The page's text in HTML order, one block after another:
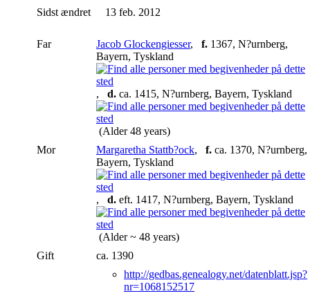
Sidst ændret
13 feb. 2012
Far Jacob Glockengiesser, f. 1367, N?urnberg,
Bayern, Tyskland
, d. ca. 1415, N?urnberg, Bayern, Tyskland
(Alder 48 years)
Mor
Margaretha Stattb?ock, f. ca. 1370, N?urnberg,
Bayern, Tyskland
, d. eft. 1417, N?urnberg, Bayern, Tyskland
(Alder ~ 48 years)
Gift
ca. 1390
http://gedbas.genealogy.net/datenblatt.jsp?
nr=1068152517